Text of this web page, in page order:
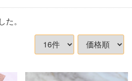
。